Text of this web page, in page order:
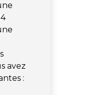
avez
: